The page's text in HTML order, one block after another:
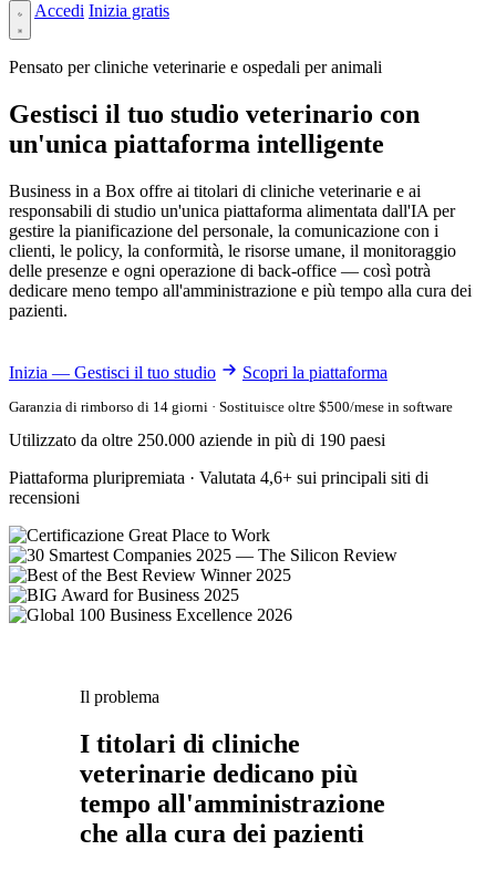
Accedi Inizia gratis
Pensato per cliniche veterinarie e ospedali per animali
Gestisci il tuo studio veterinario con
un'unica piattaforma intelligente
Business in a Box offre ai titolari di cliniche veterinarie e ai
responsabili di studio un'unica piattaforma alimentata dall'IA per
gestire la pianificazione del personale, la comunicazione con i
clienti, le policy, la conformità, le risorse umane, il monitoraggio
delle presenze e ogni operazione di back-office — così potrà
dedicare meno tempo all'amministrazione e più tempo alla cura dei
pazienti.
Inizia — Gestisci il tuo studio Scopri la piattaforma
Garanzia di rimborso di 14 giorni · Sostituisce oltre $500/mese in software
Utilizzato da oltre 250.000 aziende in più di 190 paesi
Piattaforma pluripremiata · Valutata 4,6+ sui principali siti di
recensioni
Il problema
I titolari di cliniche
veterinarie dedicano più
tempo all'amministrazione
che alla cura dei pazienti